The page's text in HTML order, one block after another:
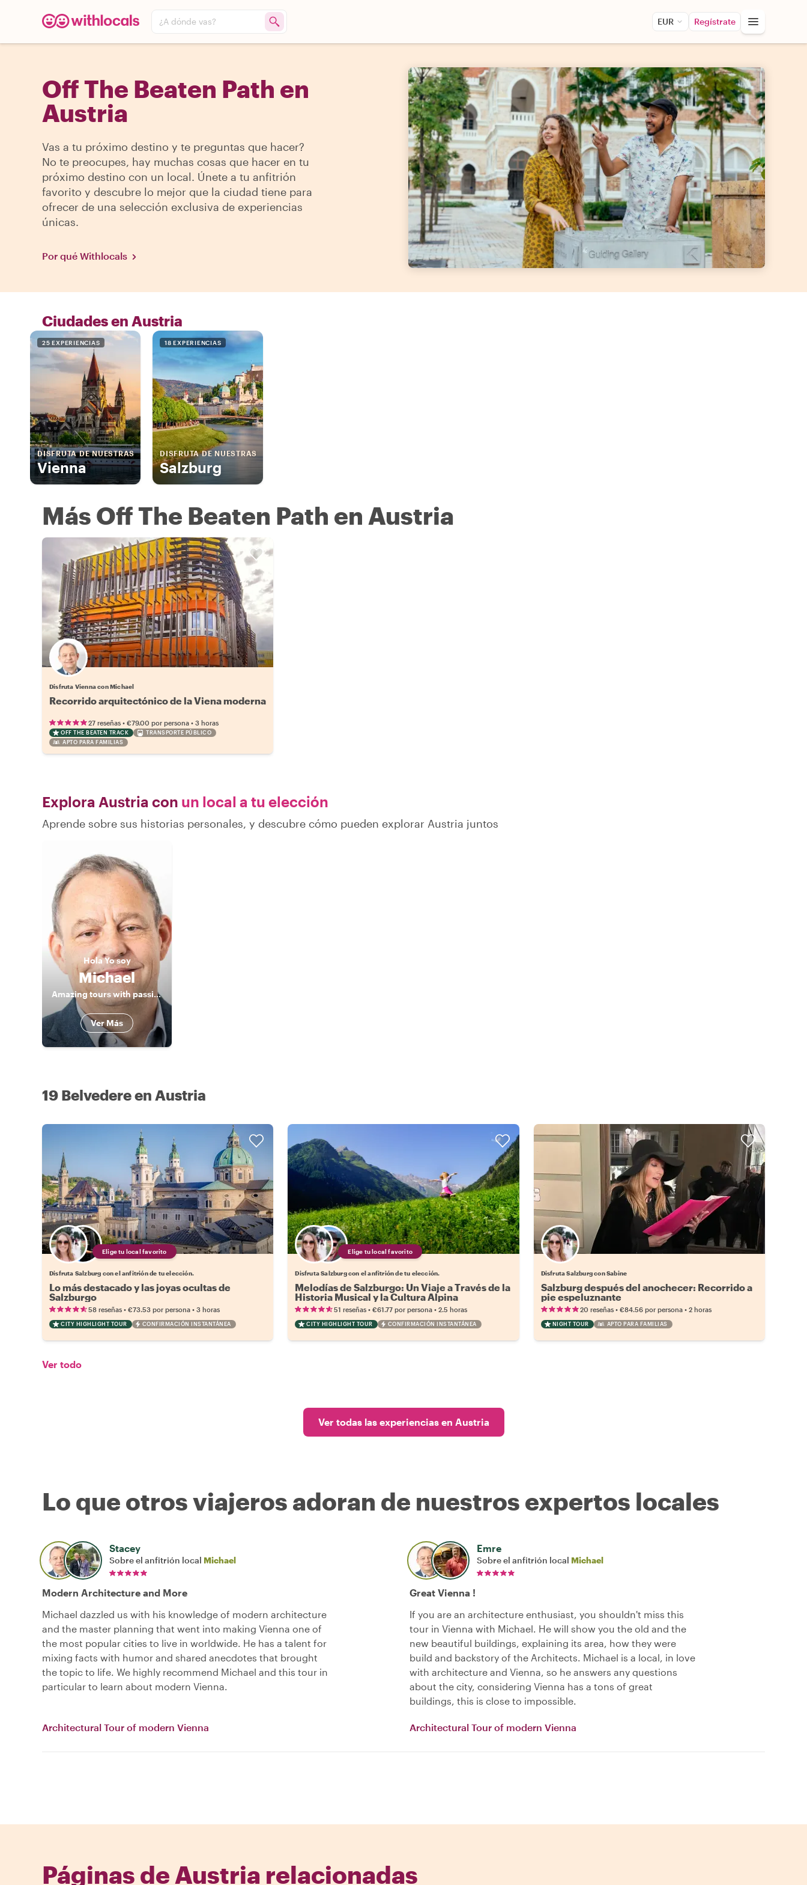
¿A dónde vas? EUR Regístrate
Off The Beaten Path en
Austria
Vas a tu próximo destino y te preguntas que hacer?
No te preocupes, hay muchas cosas que hacer en tu
próximo destino con un local. Únete a tu anfitrión
favorito y descubre lo mejor que la ciudad tiene para
ofrecer de una selección exclusiva de experiencias
únicas.
Por qué Withlocals
Ciudades en Austria
25 EXPERIENCIAS
DISFRUTA DE NUESTRAS
Vienna
18 EXPERIENCIAS
DISFRUTA DE NUESTRAS
Salzburg
Más Off The Beaten Path en Austria
Disfruta Vienna con Michael
Recorrido arquitectónico de la Viena moderna
27 reseñas • €79.00 por persona • 3 horas
OFF THE BEATEN TRACK
TRANSPORTE PÚBLICO
APTO PARA FAMILIAS
Explora Austria con un local a tu elección
Aprende sobre sus historias personales, y descubre cómo pueden explorar Austria juntos
HolaYo soy
Michael
Amazing tours with passionate local
Ver Más
19 Belvedere en Austria
Elige tu local favorito
Disfruta Salzburg con el anfitrión de tu elección.
Lo más destacado y las joyas ocultas de
Salzburgo
58 reseñas • €73.53 por persona • 3 horas
CITY HIGHLIGHT TOUR CONFIRMACIÓN INSTANTÁNEA
Elige tu local favorito
Disfruta Salzburg con el anfitrión de tu elección.
Melodías de Salzburgo: Un Viaje a Través de la
Historia Musical y la Cultura Alpina
51 reseñas •€61.77 por persona •2.5 horas
CITY HIGHLIGHT TOUR CONFIRMACIÓN INSTANTÁNEA
Disfruta Salzburg con Sabine
Salzburg después del anochecer: Recorrido a
pie espeluznante
20 reseñas• €84.56 por persona• 2 horas
NIGHT TOUR APTO PARA FAMILIAS
Ver todo
Ver todas las experiencias en Austria
Lo que otros viajeros adoran de nuestros expertos locales
Stacey
Sobre el anfitrión local Michael
Modern Architecture and More
Michael dazzled us with his knowledge of modern architecture
and the master planning that went into making Vienna one of
the most popular cities to live in worldwide. He has a talent for
mixing facts with humor and shared anecdotes that brought
the topic to life. We highly recommend Michael and this tour in
particular to learn about modern Vienna.
Architectural Tour of modern Vienna
Emre
Sobre el anfitrión local Michael
Great Vienna !
If you are an architecture enthusiast, you shouldn't miss this
tour in Vienna with Michael. He will show you the old and the
new beautiful buildings, explaining its area, how they were
build and backstory of the Architects. Michael is a local, in love
with architecture and Vienna, so he answers any questions
about the city, considering Vienna has a tons of great
buildings, this is close to impossible.
Architectural Tour of modern Vienna
Páginas de Austria relacionadas